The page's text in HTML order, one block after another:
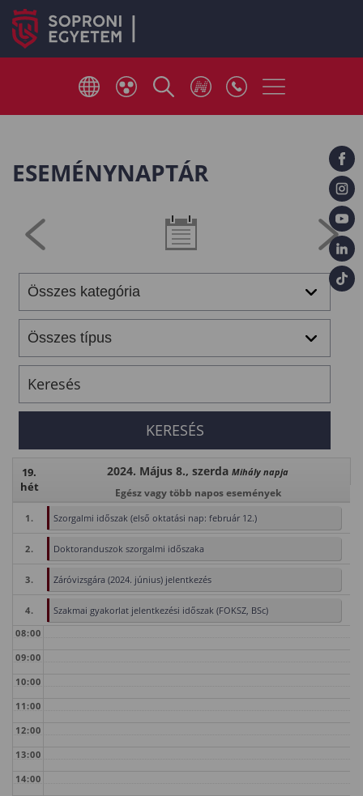
ESEMÉNYNAPTÁR
19.
hét
2024. Május 8., szerda Mihály napja
Egész vagy több napos események
1. Szorgalmi időszak (első oktatási nap: február 12.)
2. Doktoranduszok szorgalmi időszaka
3. Záróvizsgára (2024. június) jelentkezés
4.
Szakmai gyakorlat jelentkezési időszak (FOKSZ, BSc)
08:00
09:00
10:00
11:00
12:00
13:00
14:00